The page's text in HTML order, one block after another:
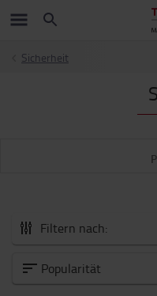
Sicherheit
Filtern nach:
Alle zubehör
Popularität